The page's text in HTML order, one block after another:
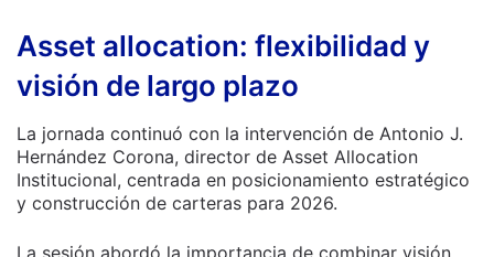
Asset allocation: flexibilidad y
visión de largo plazo
La jornada continuó con la intervención de Antonio J.
Hernández Corona, director de Asset Allocation
Institucional, centrada en posicionamiento estratégico
y construcción de carteras para 2026.
La sesión abordó la importancia de combinar visión